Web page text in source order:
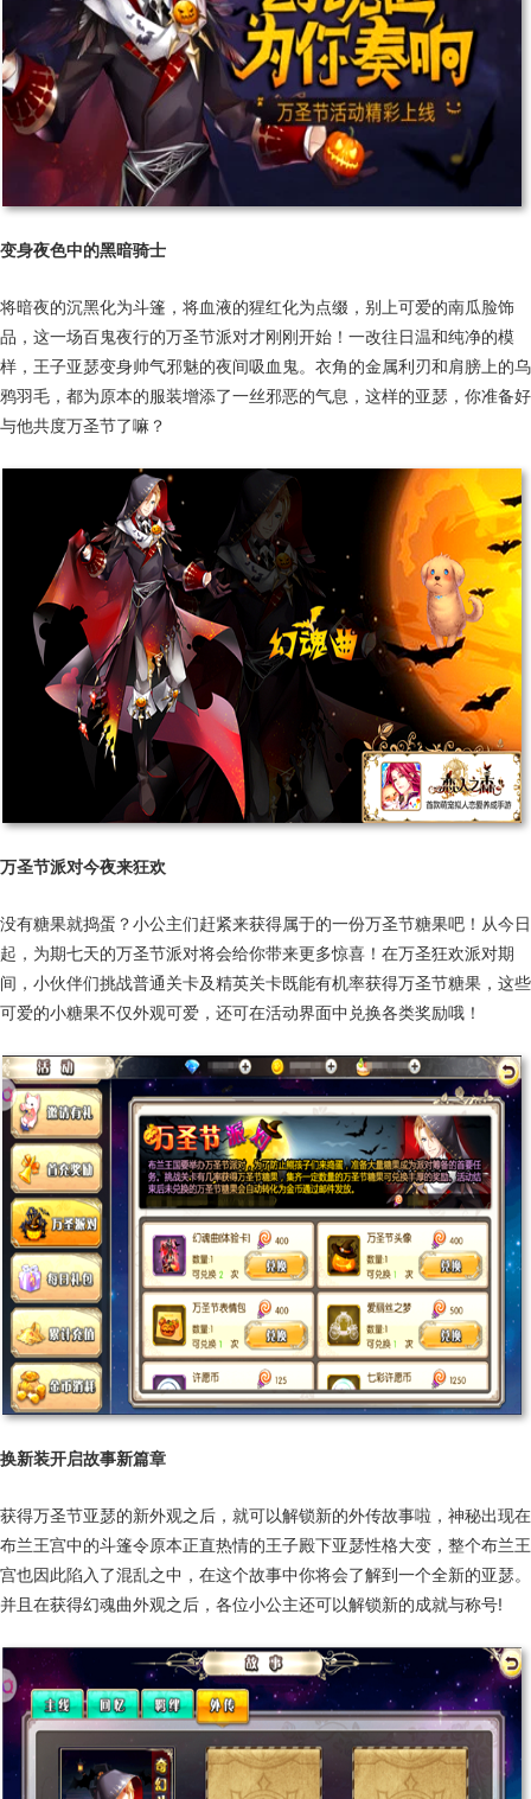
变身夜色中的黑暗骑士
将暗夜的沉黑化为斗篷，将血液的猩红化为点缀，别上可爱的南瓜脸饰
品，这一场百鬼夜行的万圣节派对才刚刚开始！一改往日温和纯净的模
样，王子亚瑟变身帅气邪魅的夜间吸血鬼。衣角的金属利刃和肩膀上的乌
鸦羽毛，都为原本的服装增添了一丝邪恶的气息，这样的亚瑟，你准备好
与他共度万圣节了嘛？
万圣节派对今夜来狂欢
没有糖果就捣蛋？小公主们赶紧来获得属于的一份万圣节糖果吧！从今日
起，为期七天的万圣节派对将会给你带来更多惊喜！在万圣狂欢派对期
间，小伙伴们挑战普通关卡及精英关卡既能有机率获得万圣节糖果，这些
可爱的小糖果不仅外观可爱，还可在活动界面中兑换各类奖励哦！
换新装开启故事新篇章
获得万圣节亚瑟的新外观之后，就可以解锁新的外传故事啦，神秘出现在
布兰王宫中的斗篷令原本正直热情的王子殿下亚瑟性格大变，整个布兰王
宫也因此陷入了混乱之中，在这个故事中你将会了解到一个全新的亚瑟。
并且在获得幻魂曲外观之后，各位小公主还可以解锁新的成就与称号!